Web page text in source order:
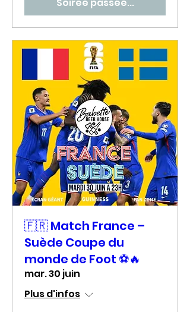
🇫🇷 Match France –
Suède Coupe du
monde de Foot ⚽🔥
mar. 30 juin
Plus d'infos